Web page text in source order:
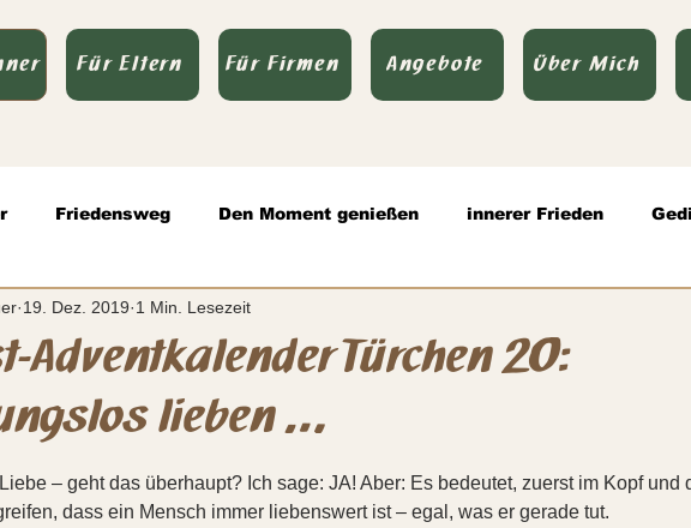
Für Eltern Für Firmen Angebote Über Mich
Friedensweg Den Moment genießen innerer Frieden
wertvolle Kommunikation Authentische
Adventkalender Türchen 20:
lieben …
19. Dez. 2019 1 Min. Lesezeit
5 Sternen bewertet.
– geht das überhaupt? Ich sage: JA! Aber: Es bedeutet, zuerst im Kopf und
dass ein Mensch immer liebenswert ist – egal, was er gerade tut.